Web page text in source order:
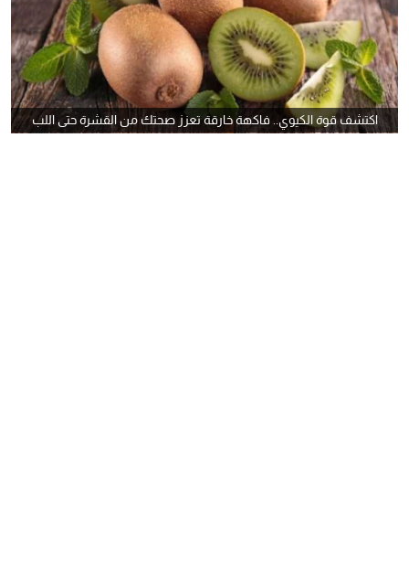
اكتشف قوة الكيوي.. فاكهة خارقة تعزز صحتك من القشرة حتى اللب